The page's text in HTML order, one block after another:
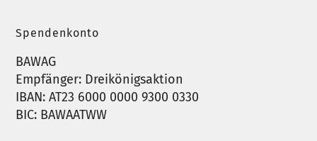
Spendenkonto
BAWAG
Empfänger: Dreikönigsaktion
IBAN: AT23 6000 0000 9300 0330
BIC: BAWAATWW